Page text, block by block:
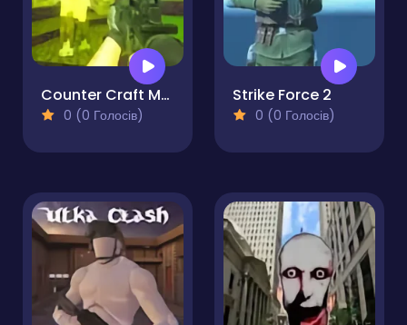
Counter Craft Modern Warfare
0 (0 Голосів)
Strike Force 2
0 (0 Голосів)